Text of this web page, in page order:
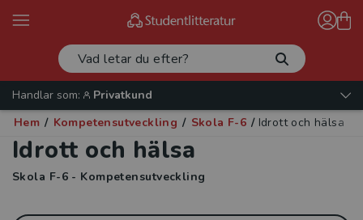
Handlar som:
Privatkund
Hem / Kompetensutveckling / Skola F-6 / Idrott och hälsa
Idrott och hälsa
Skola F-6 - Kompetensutveckling